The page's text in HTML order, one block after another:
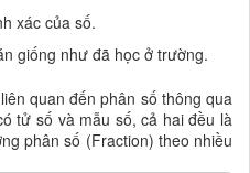
xác của số.
giống như đã học ở trường.
quan đến phân số thông qua
tử số và mẫu số, cả hai đều là
phân số (Fraction) theo nhiều